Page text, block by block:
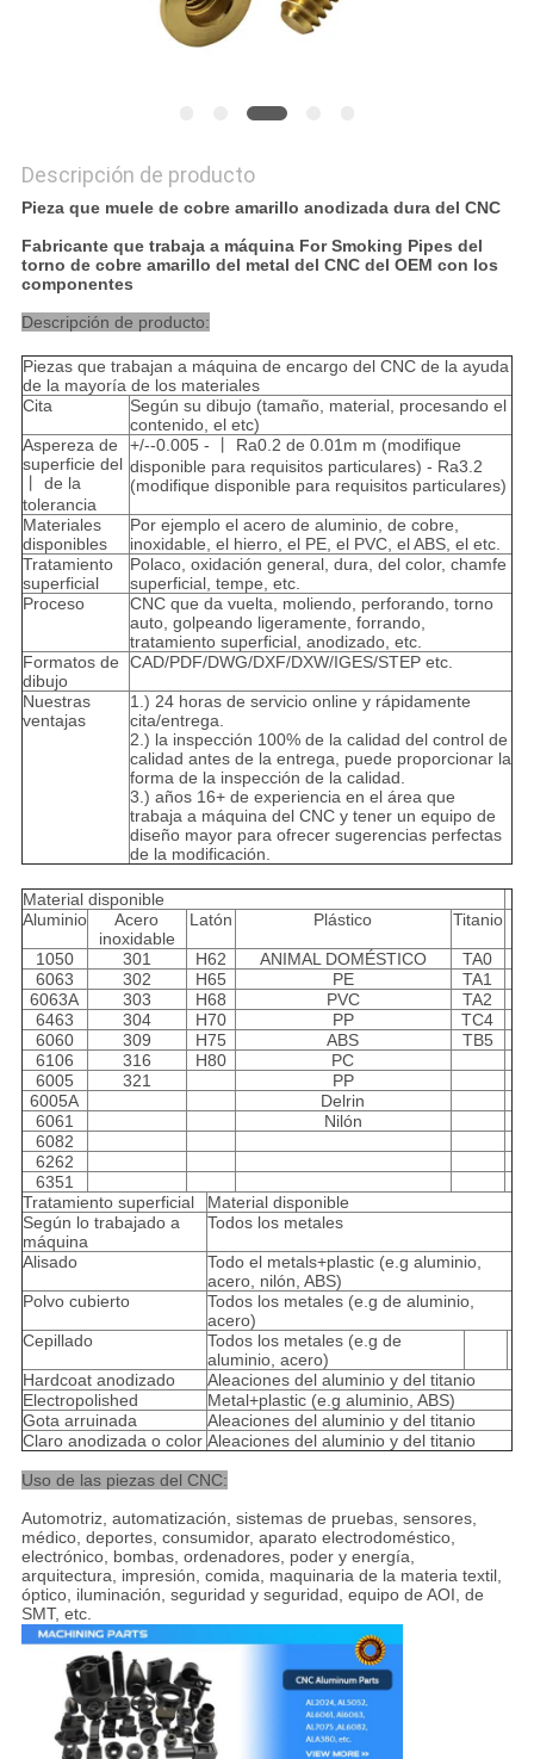
Descripción de producto
Pieza que muele de cobre amarillo anodizada dura del CNC
Fabricante que trabaja a máquina For Smoking Pipes del
torno de cobre amarillo del metal del CNC del OEM con los
componentes
Descripción de producto:
Piezas que trabajan a máquina de encargo del CNC de la ayuda
de la mayoría de los materiales
Cita
Según su dibujo (tamaño, material, procesando el
contenido, el etc)
Aspereza de
superficie del
丨 de la
tolerancia
+/--0.005 - 丨 Ra0.2 de 0.01m m (modifique
disponible para requisitos particulares) - Ra3.2
(modifique disponible para requisitos particulares)
Materiales
disponibles
Por ejemplo el acero de aluminio, de cobre,
inoxidable, el hierro, el PE, el PVC, el ABS, el etc.
Tratamiento
superficial
Polaco, oxidación general, dura, del color, chamfe
superficial, tempe, etc.
Proceso
CNC que da vuelta, moliendo, perforando, torno
auto, golpeando ligeramente, forrando,
tratamiento superficial, anodizado, etc.
Formatos de
dibujo
CAD/PDF/DWG/DXF/DXW/IGES/STEP etc.
Nuestras
ventajas
1.) 24 horas de servicio online y rápidamente
cita/entrega.
2.) la inspección 100% de la calidad del control de
calidad antes de la entrega, puede proporcionar la
forma de la inspección de la calidad.
3.) años 16+ de experiencia en el área que
trabaja a máquina del CNC y tener un equipo de
diseño mayor para ofrecer sugerencias perfectas
de la modificación.
Material disponible
Aluminio
Acero
inoxidable
Latón Plástico Titanio
1050 301 H62 ANIMAL DOMÉSTICO
TA0
6063
302 H65 PE
TA1
6063A
303 H68 PVC
TA2
6463
304 H70 PP
TC4
6060
309 H75 ABS
TB5
6106
316 H80
PC
6005
321
PP
6005A
Delrin
6061
Nilón
6082
6262
6351
Tratamiento superficial
Material disponible
Según lo trabajado a
máquina
Todos los metales
Alisado
Todo el metals+plastic (e.g aluminio,
acero, nilón, ABS)
Polvo cubierto
Todos los metales (e.g de aluminio,
acero)
Cepillado
Todos los metales (e.g de
aluminio, acero)
Hardcoat anodizado
Aleaciones del aluminio y del titanio
Electropolished
Metal+plastic (e.g aluminio, ABS)
Gota arruinada
Aleaciones del aluminio y del titanio
Claro anodizada o color Aleaciones del aluminio y del titanio
Uso de las piezas del CNC:
Automotriz, automatización, sistemas de pruebas, sensores,
médico, deportes, consumidor, aparato electrodoméstico,
electrónico, bombas, ordenadores, poder y energía,
arquitectura, impresión, comida, maquinaria de la materia textil,
óptico, iluminación, seguridad y seguridad, equipo de AOI, de
SMT, etc.